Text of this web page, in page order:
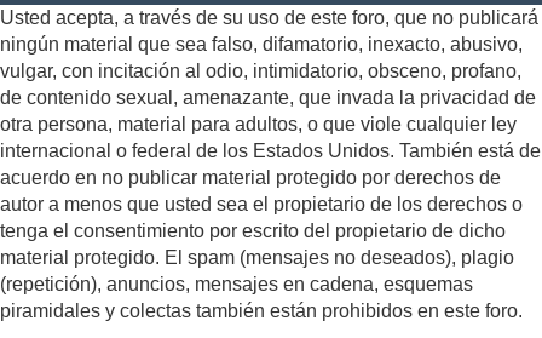
Usted acepta, a través de su uso de este foro, que no publicará
ningún material que sea falso, difamatorio, inexacto, abusivo,
vulgar, con incitación al odio, intimidatorio, obsceno, profano,
de contenido sexual, amenazante, que invada la privacidad de
otra persona, material para adultos, o que viole cualquier ley
internacional o federal de los Estados Unidos. También está de
acuerdo en no publicar material protegido por derechos de
autor a menos que usted sea el propietario de los derechos o
tenga el consentimiento por escrito del propietario de dicho
material protegido. El spam (mensajes no deseados), plagio
(repetición), anuncios, mensajes en cadena, esquemas
piramidales y colectas también están prohibidos en este foro.